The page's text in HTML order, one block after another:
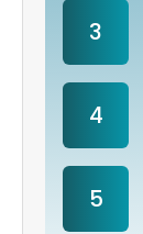
3
4
5